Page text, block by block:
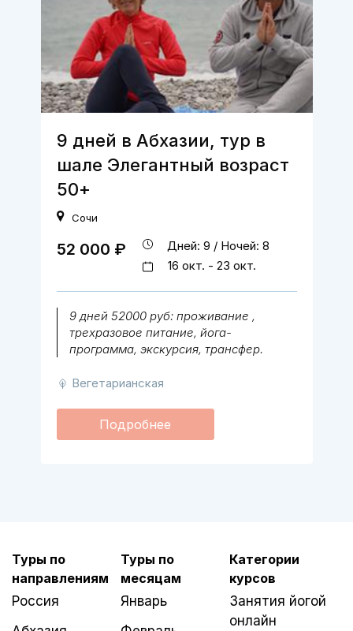
9 дней в Абхазии, тур в
шале Элегантный возраст
50+
Сочи
9 дней 52000 руб: проживание ,
трехразовое питание, йога-
программа, экскурсия, трансфер.
Вегетарианская
52 000 ₽
Дней: 9 / Ночей: 8
16 окт. - 23 окт.
Подробнее
Туры по
направлениям
Россия
Туры по
месяцам
Январь
Категории
курсов
Занятия йогой
онлайн